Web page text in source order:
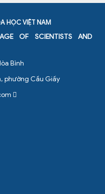
HỌC VIỆT NAM
OF SCIENTISTS AND
Bình
phường Cầu Giấy